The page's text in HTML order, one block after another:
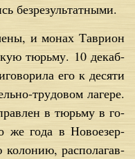
без­ре­зуль­тат­ны­ми.
и мо­нах Та­ври­он
тюрь­му. 10 де­каб­
его к де­ся­ти
тру­до­вом ла­ге­ре.
в тюрь­му в го­
же го­да в Но­во­е­зер­
ко­ло­нию, рас­по­ла­гав­